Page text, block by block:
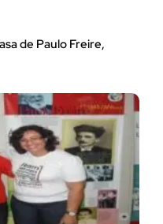
de Paulo Freire,